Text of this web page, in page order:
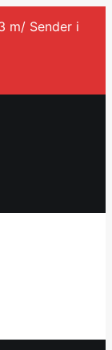
m/ Sender i